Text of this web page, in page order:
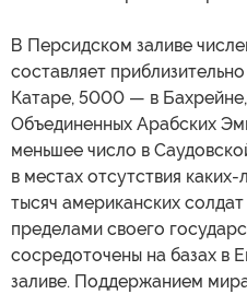
В Персидском заливе
составляет
Катаре, 5000 — в
Объединенных Арабских
меньшее число в
в местах отсутствия
тысяч американских
пределами своего
сосредоточены на базах в
заливе. Поддержанием